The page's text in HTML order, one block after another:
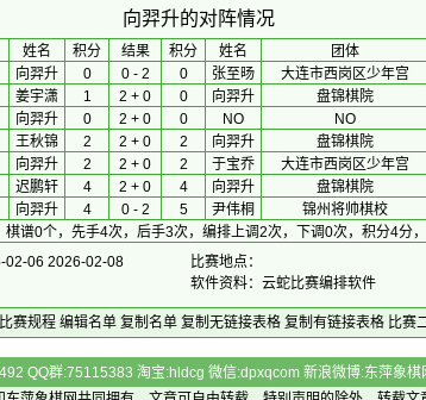
向羿升的对阵情况
姓名 积分 结果 积分 姓名 团体
向羿升 0 0 - 2 0 张至旸 大连市西岗区少年宫
姜宇潇 1 2 + 0 0 向羿升 盘锦棋院
向羿升 0 2 + 0 0 NO NO
王秋锦 2 2 + 0 2 向羿升 盘锦棋院
向羿升 2 2 + 0 2 于宝乔 大连市西岗区少年宫
迟鹏轩 4 2 + 0 4 向羿升 盘锦棋院
向羿升 4 0 - 2 5 尹伟桐 锦州将帅棋校
棋谱0个，先手4次，后手3次，编排上调2次，下调0次，积分4分
02-06 2026-02-08 比赛地点：
软件资料：云蛇比赛编排软件
比赛规程 编辑名单 复制名单 复制无链接表格 复制有链接表格 比赛
QQ群:75115383 淘宝:hldcg 微信:dpxqcom 新浪微博:东萍象棋